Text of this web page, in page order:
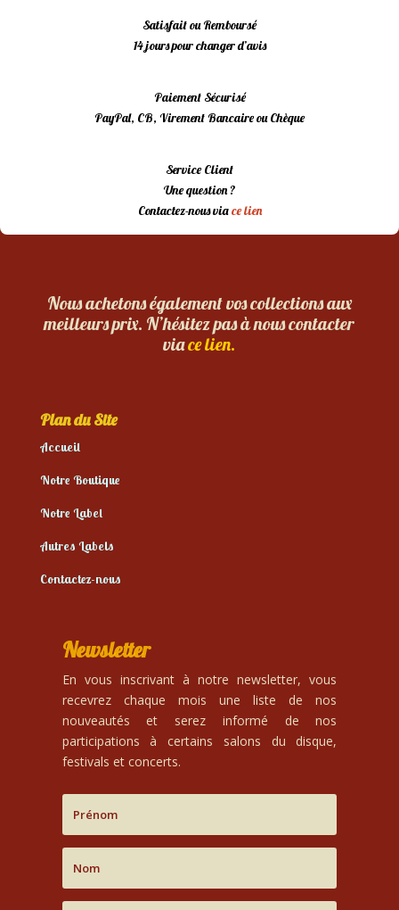
Satisfait ou Remboursé
14 jours pour changer d’avis
Paiement Sécurisé
PayPal, CB, Virement Bancaire ou Chèque
Service Client
Une question ?
Contactez-nous viace lien
Nous achetons également vos collections aux
meilleurs prix. N’hésitez pas à nous contacter
viace lien.
Plan du Site
Accueil
Notre Boutique
Notre Label
Autres Labels
Contactez-nous
Newsletter
En vous inscrivant à notre newsletter, vous
recevrez chaque mois une liste de nos
nouveautés et serez informé de nos
participations à certains salons du disque,
festivals et concerts.